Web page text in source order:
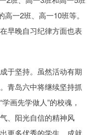
一2班、高一10班等。
早晚自习纪律方面也表
于坚持。虽然活动有期
青岛六中将继续坚持抓
画先学做人”的校魂，
、阳光自信的精神风